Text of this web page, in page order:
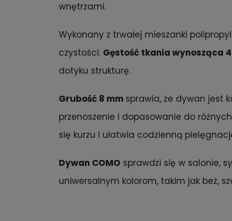
wnętrzami.
Wykonany z trwałej mieszanki
czystości. Gęstość tkania wynosząca
dotyku strukturę.
Grubość 8 mm sprawia, że dywan jest
przenoszenie i dopasowanie do
się kurzu i ułatwia codzienną
Dywan COMO sprawdzi się w salonie,
uniwersalnym kolorom, takim jak beż,